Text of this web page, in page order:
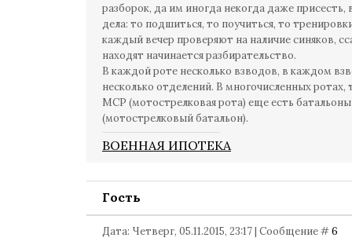
разборок, да им иногда некогда даже присесть,
дела: то подшиться, то поучиться, то
каждый вечер проверяют на наличие синяков,
находят начинается разбирательство.
В каждой роте несколько взводов, в каждом
несколько отделений. В многочисленных ротах,
МСР (мотострелковая рота) еще есть
(мотострелковый батальон).
ВОЕННАЯ ИПОТЕКА
Гость
Дата: Четверг, 05.11.2015, 23:17 | Сообщение #6